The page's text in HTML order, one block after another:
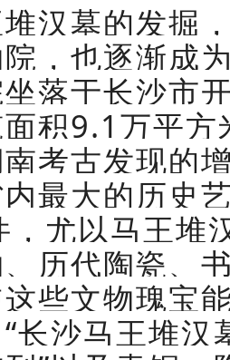
汉墓的发掘
，也逐渐成
落于长沙市
积9.1万平
考古发现的
最大的历史
尤以马王堆
历代陶瓷、
些文物瑰宝
长沙马王堆